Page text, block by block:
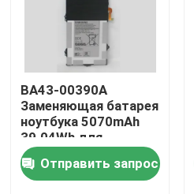
Дома
BA43-00390A
Заменяющая батарея
ноутбука 5070mAh
39.04Wh для
Samsung Chromebook
XE310XBA XE525
XE521
Отправить запрос